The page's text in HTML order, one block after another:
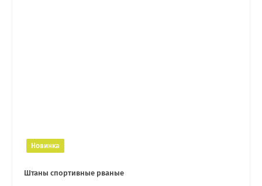
Новинка
Штаны спортивные рваные